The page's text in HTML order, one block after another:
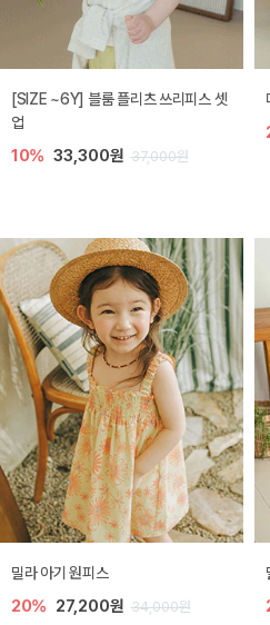
[SIZE ~6Y] 블룸 플리츠 쓰리피스 셋
업
10% 33,300원 37,000원
밀라 아기 원피스
20% 27,200원 34,000원